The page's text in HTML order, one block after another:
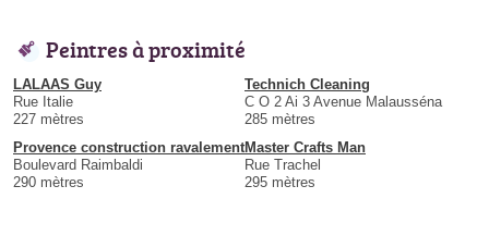
Peintres à proximité
LALAAS Guy
Rue Italie
227 mètres
Technich Cleaning
C O 2 Ai 3 Avenue Malausséna
285 mètres
Provence construction ravalement
Boulevard Raimbaldi
290 mètres
Master Crafts Man
Rue Trachel
295 mètres